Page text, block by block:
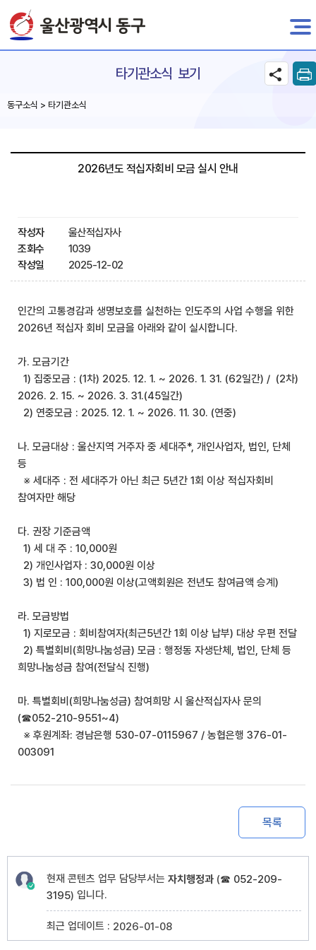
전자민원
타기관소식 보기
동구소식 > 타기관소식
2026년도 적십자회비 모금 실시 안내
작성자
울산적십자사
조회수
1039
작성일
2025-12-02
인간의 고통경감과 생명보호를 실천하는 인도주의 사업 수행을 위한
2026년 적십자 회비 모금을 아래와 같이 실시합니다.
가. 모금기간
1) 집중모금 : (1차) 2025. 12. 1. ~ 2026. 1. 31. (62일간) / (2차)
2026. 2. 15. ~ 2026. 3. 31.(45일간)
2) 연중모금 : 2025. 12. 1. ~ 2026. 11. 30. (연중)
나. 모금대상 : 울산지역 거주자 중 세대주*, 개인사업자, 법인, 단체
등
※ 세대주 : 전 세대주가 아닌 최근 5년간 1회 이상 적십자회비
참여자만 해당
다. 권장 기준금액
1) 세 대 주 : 10,000원
2) 개인사업자 : 30,000원 이상
3) 법 인 : 100,000원 이상(고액회원은 전년도 참여금액 승계)
라. 모금방법
1) 지로모금 : 회비참여자(최근5년간 1회 이상 납부) 대상 우편 전달
2) 특별회비(희망나눔성금) 모금 : 행정동 자생단체, 법인, 단체 등
희망나눔성금 참여(전달식 진행)
마. 특별회비(희망나눔성금) 참여희망 시 울산적십자사 문의
(☎052-210-9551~4)
※ 후원계좌: 경남은행 530-07-0115967 / 농협은행 376-01-
003091
목록
현재 콘텐츠 업무 담당부서는 자치행정과 (☎ 052-209-
3195) 입니다.
최근 업데이트 : 2026-01-08